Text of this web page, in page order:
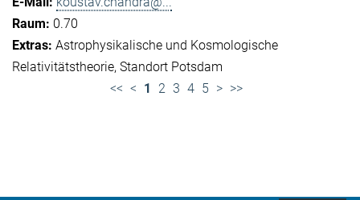
0.70
Astrophysikalische und Kosmologische
Relativitätstheorie Standort Potsdam
<< < 1 2 3 4 5 > >>